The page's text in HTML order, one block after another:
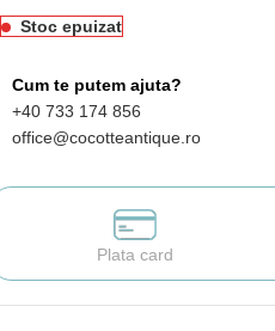
Stoc epuizat
Cum te putem ajuta?
+40 733 174 856
office@cocotteantique.ro
Plata card